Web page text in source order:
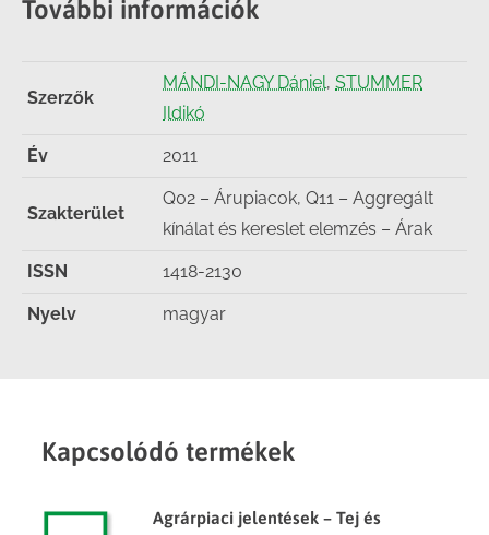
További információk
Szerzők
MÁNDI-NAGY Dániel, STUMMER
Ildikó
Év 2011
Szakterület
Q02 – Árupiacok, Q11 – Aggregált
kínálat és kereslet elemzés – Árak
ISSN 1418-2130
Nyelv magyar
Kapcsolódó termékek
Agrárpiaci jelentések – Tej és